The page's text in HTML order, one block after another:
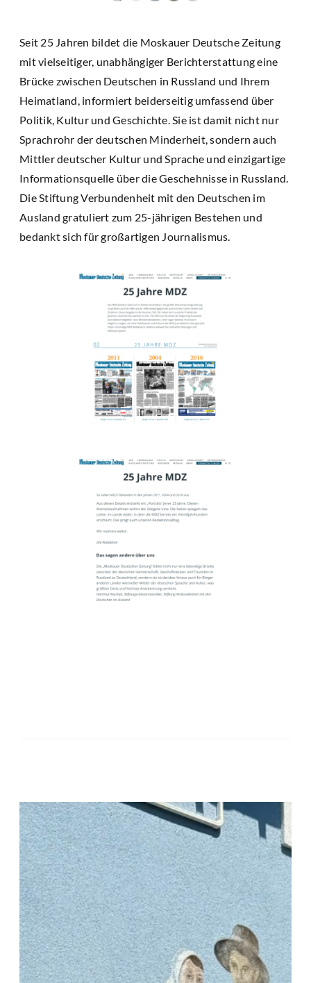
Seit 25 Jahren bildet die Moskauer Deutsche Zeitung
mit vielseitiger, unabhängiger Berichterstattung eine
Brücke zwischen Deutschen in Russland und Ihrem
Heimatland, informiert beiderseitig umfassend über
Politik, Kultur und Geschichte. Sie ist damit nicht nur
Sprachrohr der deutschen Minderheit, sondern auch
Mittler deutscher Kultur und Sprache und einzigartige
Informationsquelle über die Geschehnisse in Russland.
Die Stiftung Verbundenheit mit den Deutschen im
Ausland gratuliert zum 25-jährigen Bestehen und
bedankt sich für großartigen Journalismus.